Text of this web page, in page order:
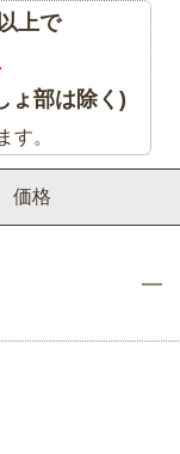
格
上で
ょ部は除く)
す。